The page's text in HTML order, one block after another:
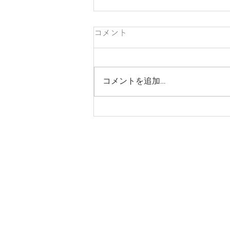
リフォームと新築、どこで分
コメント
コメントを追加…